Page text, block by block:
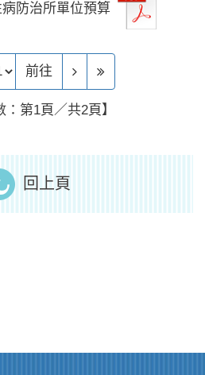
防治所單位預算
往頁前往
：第1頁／共2頁】
回上頁